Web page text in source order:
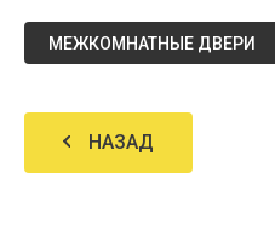
МЕЖКОМНАТНЫЕ ДВЕРИ
НАЗАД